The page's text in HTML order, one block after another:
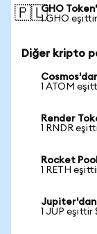
🇵🇱GHO
1 GHO eşittir
Diğer kripto
1 ATOM
Render
1 RNDR
Rocket
1 RETH
Jupiter'dan
1 JUP eşittir